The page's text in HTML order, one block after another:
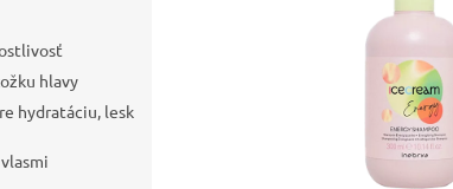
hlavy
hydratáciu, lesk